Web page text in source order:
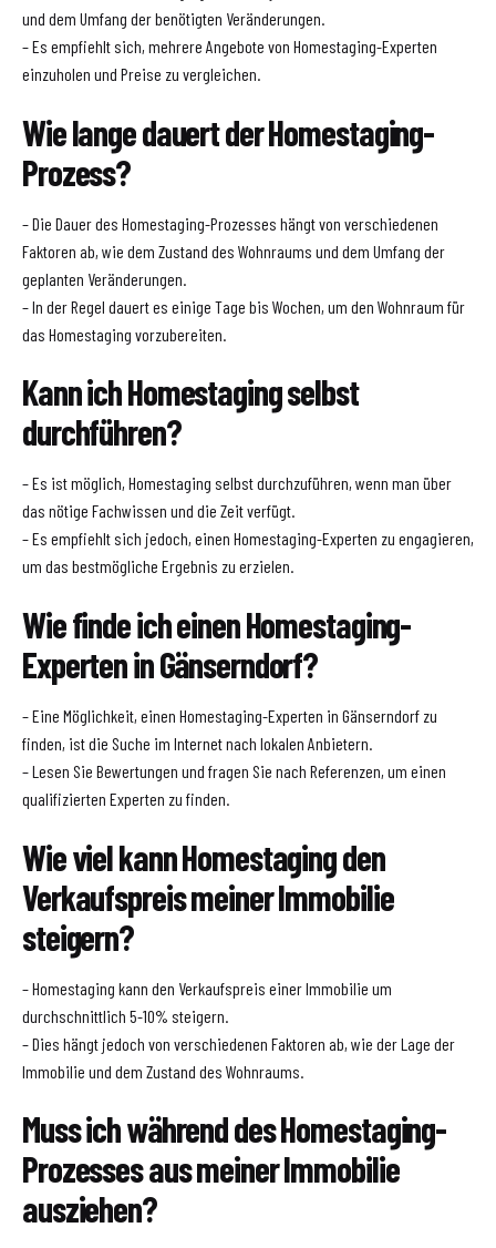
und dem Umfang der benötigten Veränderungen.
– Es empfiehlt sich, mehrere Angebote von Homestaging-Experten
einzuholen und Preise zu vergleichen.
Wie lange dauert der Homestaging-
Prozess?
– Die Dauer des Homestaging-Prozesses hängt von verschiedenen
Faktoren ab, wie dem Zustand des Wohnraums und dem Umfang der
geplanten Veränderungen.
– In der Regel dauert es einige Tage bis Wochen, um den Wohnraum für
das Homestaging vorzubereiten.
Kann ich Homestaging selbst
durchführen?
– Es ist möglich, Homestaging selbst durchzuführen, wenn man über
das nötige Fachwissen und die Zeit verfügt.
– Es empfiehlt sich jedoch, einen Homestaging-Experten zu engagieren,
um das bestmögliche Ergebnis zu erzielen.
Wie finde ich einen Homestaging-
Experten in Gänserndorf?
– Eine Möglichkeit, einen Homestaging-Experten in Gänserndorf zu
finden, ist die Suche im Internet nach lokalen Anbietern.
– Lesen Sie Bewertungen und fragen Sie nach Referenzen, um einen
qualifizierten Experten zu finden.
Wie viel kann Homestaging den
Verkaufspreis meiner Immobilie
steigern?
– Homestaging kann den Verkaufspreis einer Immobilie um
durchschnittlich 5-10% steigern.
– Dies hängt jedoch von verschiedenen Faktoren ab, wie der Lage der
Immobilie und dem Zustand des Wohnraums.
Muss ich während des Homestaging-
Prozesses aus meiner Immobilie
ausziehen?